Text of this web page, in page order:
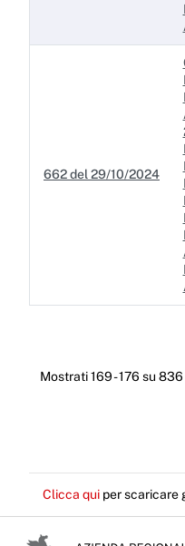
662 del 29/10/2024
Mostrati 169 - 176 su
Clicca qui per scaricare